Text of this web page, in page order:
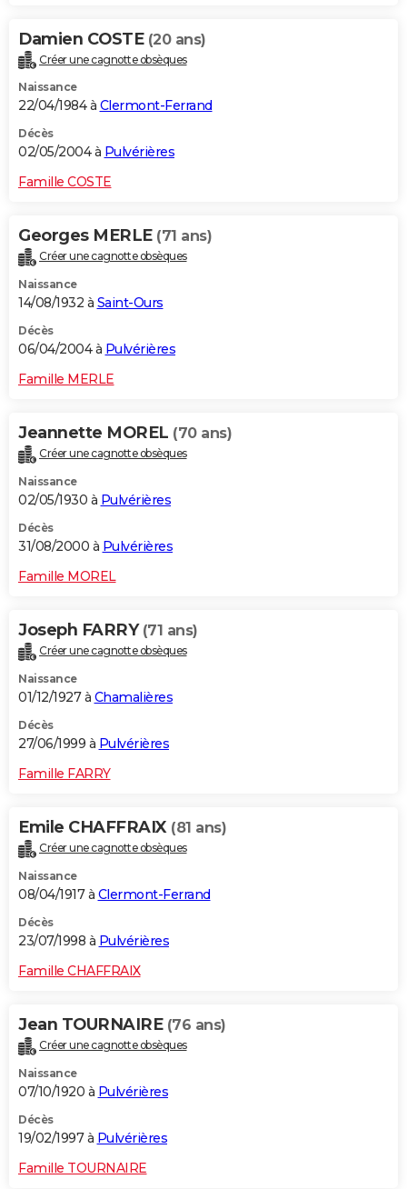
Damien COSTE (20 ans)
Créer une cagnotte obsèques
Naissance
22/04/1984 à Clermont-Ferrand
Décès
02/05/2004 à Pulvérières
Famille COSTE
Georges MERLE (71 ans)
Créer une cagnotte obsèques
Naissance
14/08/1932 à Saint-Ours
Décès
06/04/2004 à Pulvérières
Famille MERLE
Jeannette MOREL (70 ans)
Créer une cagnotte obsèques
Naissance
02/05/1930 à Pulvérières
Décès
31/08/2000 à Pulvérières
Famille MOREL
Joseph FARRY (71 ans)
Créer une cagnotte obsèques
Naissance
01/12/1927 à Chamalières
Décès
27/06/1999 à Pulvérières
Famille FARRY
Emile CHAFFRAIX (81 ans)
Créer une cagnotte obsèques
Naissance
08/04/1917 à Clermont-Ferrand
Décès
23/07/1998 à Pulvérières
Famille CHAFFRAIX
Jean TOURNAIRE (76 ans)
Créer une cagnotte obsèques
Naissance
07/10/1920 à Pulvérières
Décès
19/02/1997 à Pulvérières
Famille TOURNAIRE